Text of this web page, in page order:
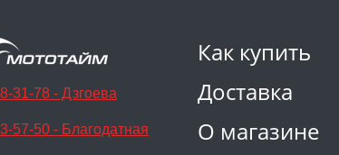
Как купить
Доставка
О магазине
31-78 - Дзгоева
57-50 - Благодатная